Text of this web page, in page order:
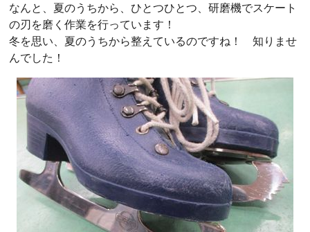
なんと、夏のうちから、ひとつひとつ、研磨機でスケート
の刃を磨く作業を行っています！
冬を思い、夏のうちから整えているのですね！ 知りませ
んでした！